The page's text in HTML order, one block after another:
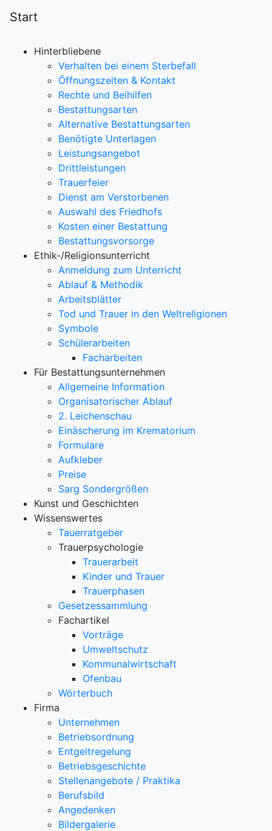
Start
Hinterbliebene
Verhalten bei einem Sterbefall
Öffnungszeiten & Kontakt
Rechte und Beihilfen
Bestattungsarten
Alternative Bestattungsarten
Benötigte Unterlagen
Leistungsangebot
Drittleistungen
Trauerfeier
Dienst am Verstorbenen
Auswahl des Friedhofs
Kosten einer Bestattung
Bestattungsvorsorge
Ethik-/Religionsunterricht
Anmeldung zum Unterricht
Ablauf & Methodik
Arbeitsblätter
Tod und Trauer in den Weltreligionen
Symbole
Schülerarbeiten
Facharbeiten
Für Bestattungsunternehmen
Allgemeine Information
Organisatorischer Ablauf
2. Leichenschau
Einäscherung im Krematorium
Formulare
Aufkleber
Preise
Sarg Sondergrößen
Kunst und Geschichten
Wissenswertes
Tauerratgeber
Trauerpsychologie
Trauerarbeit
Kinder und Trauer
Trauerphasen
Gesetzessammlung
Fachartikel
Vorträge
Umweltschutz
Kommunalwirtschaft
Ofenbau
Wörterbuch
Firma
Unternehmen
Betriebsordnung
Entgeltregelung
Betriebsgeschichte
Stellenangebote / Praktika
Berufsbild
Angedenken
Bildergalerie